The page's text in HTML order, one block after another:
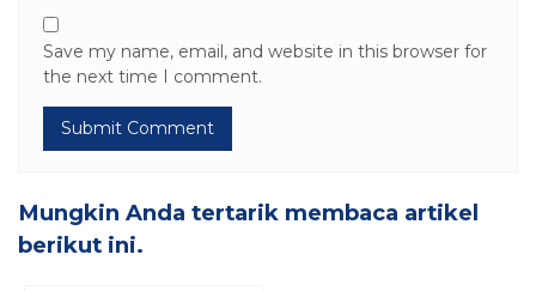
Save my name, email, and website in this browser for
the next time I comment.
Mungkin Anda tertarik membaca artikel
berikut ini.